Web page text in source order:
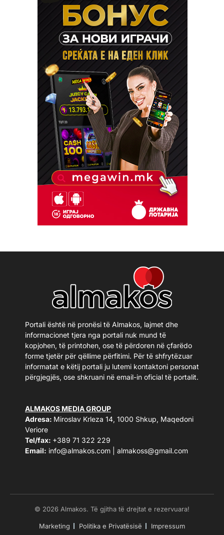
Portali është në pronësi të Almakos, lajmet dhe
informacionet tjera nga portali nuk mund të
kopjohen, të printohen, ose të përdoren në çfarëdo
forme tjetër për qëllime përfitimi. Për të shfrytëzuar
informatat e këtij portali ju lutemi kontaktoni personat
përgjegjës, ose shkruani në email-in oficial të portalit.
ALMAKOS MEDIA GROUP
Adresa: Miroslav Krleza 14, 1000 Shkup, Maqedoni
Veriore
Tel/fax: +389 71 322 229
Email: info@almakos.com almakoss@gmail.com
© 2026 Almakos. Të gjitha të drejtat e rezervuara!
Marketing Politika e Privatësisë Impressum